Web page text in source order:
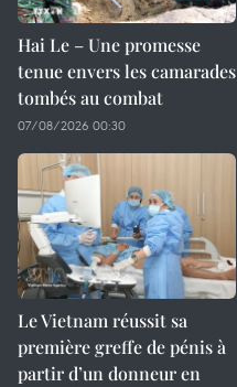
Hai Le – Une promesse
tenue envers les camarades
tombés au combat
07/08/2026 00:30
Le Vietnam réussit sa
première greffe de pénis à
partir d’un donneur en